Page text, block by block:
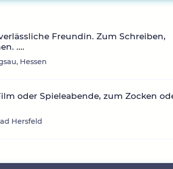
Freundin. Zum Schreiben,
....
Hessen
oder Spieleabende, zum Zocken
Hersfeld